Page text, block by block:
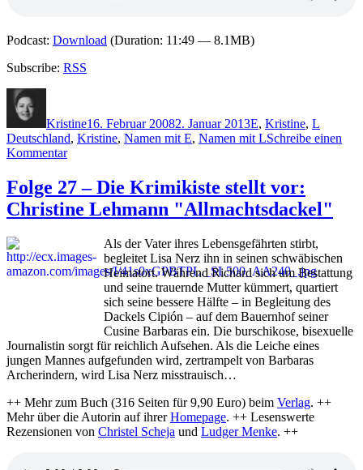
Podcast: Download (Duration: 11:49 — 8.1MB)
Subscribe: RSS
Kristine16. Februar 20082. Januar 2013E, Kristine, L
Deutschland, Kristine, Namen mit E, Namen mit LSchreibe einen
Kommentarzu
39
–
Die
vor:
Birgit
Lautenbach,
"Hühnergötter"
Folge 27 – Die Krimikiste stellt vor:
Christine Lehmann "Allmachtsdackel"
Als der Vater ihres Lebensgefährten stirbt,
begleitet Lisa Nerz ihn in seinen schwäbischen
Heimatort. Während Richard sich um Bestattung
und seine trauernde Mutter kümmert, quartiert
sich seine bessere Hälfte – in Begleitung des
Dackels Cipión – auf dem Bauernhof seiner
Cusine Barbaras ein. Die burschikose, bisexuelle
Journalistin sorgt für reichlich Aufsehen. Als die Leiche eines
jungen Mannes aufgefunden wird, zertrampelt von Barbaras
Archerindern, wird Lisa Nerz misstrauisch…
++ Mehr zum Buch (316 Seiten für 9,90 Euro) beim Verlag. ++
Mehr über die Autorin auf ihrerHomepage. ++ Lesenswerte
Rezensionen von Christel Scheja und Ludger Menke. ++